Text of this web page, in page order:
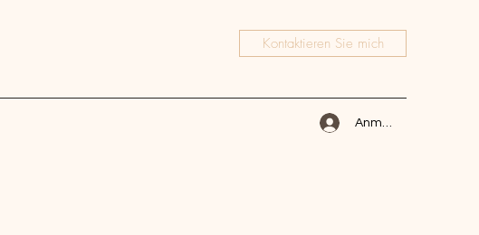
Kontaktieren Sie mich
Anmelden